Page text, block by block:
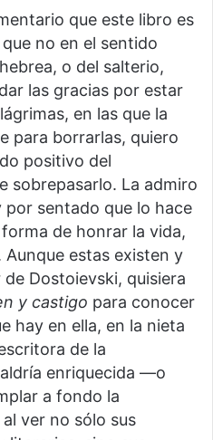
que este libro es
no en el sentido
o del salterio,
las gracias por estar
en las que la
para borrarlas, quiero
positivo del
sobrepasarlo. La admiro
sentado que lo hace
de honrar la vida,
estas existen y
Dostoievski, quisiera
y castigo para conocer
hay en ella, en la nieta
de la
enriquecida —o
a fondo la
ver no sólo sus